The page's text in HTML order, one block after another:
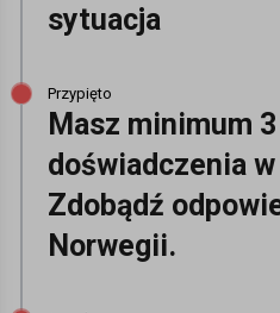
sytuacja
Przypięto
Masz minimum
doświadczenia
Zdobądź
Norwegii.